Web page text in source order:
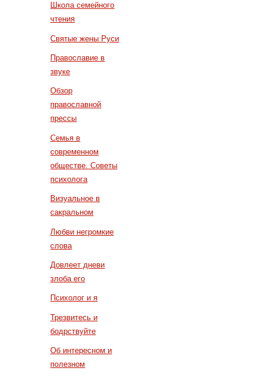
Школа семейного
чтения
Святые жены Руси
Православие в
звуке
Обзор
православной
прессы
Семья в
современном
обществе. Советы
психолога
Визуальное в
сакральном
Любви негромкие
слова
Довлеет дневи
злоба его
Психолог и я
Трезвитесь и
бодрствуйте
Об интересном и
полезном